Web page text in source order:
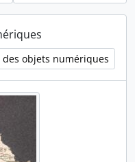
objets numériques